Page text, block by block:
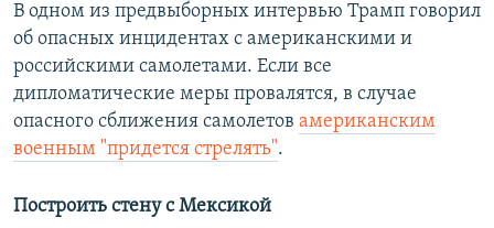
В одном из предвыборных интервью Трамп говорил
об опасных инцидентах с американскими и
российскими самолетами. Если все
дипломатические меры провалятся, в случае
опасного сближения самолетов американским
военным "придется стрелять".
Построить стену с Мексикой